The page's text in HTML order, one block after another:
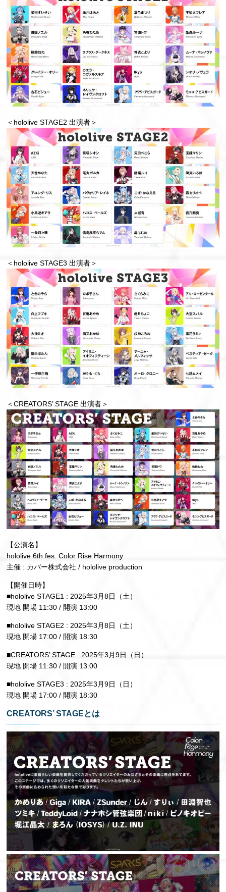
＜hololive STAGE2 出演者＞
＜hololive STAGE3 出演者＞
＜CREATORS’ STAGE 出演者＞
【公演名】
hololive 6th fes. Color Rise Harmony
主催 : カバー株式会社 / hololive production
【開催日時】
■hololive STAGE1 : 2025年3月8日（土）
現地 開場 11:30 / 開演 13:00
■hololive STAGE2 : 2025年3月8日（土）
現地 開場 17:00 / 開演 18:30
■CREATORS’ STAGE : 2025年3月9日（日）
現地 開場 11:30 / 開演 13:00
■hololive STAGE3 : 2025年3月9日（日）
現地 開場 17:00 / 開演 18:30
CREATORS’ STAGEとは